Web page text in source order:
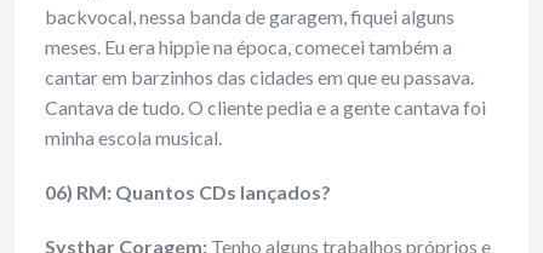
backvocal, nessa banda de garagem, fiquei alguns
meses. Eu era hippie na época, comecei também a
cantar em barzinhos das cidades em que eu passava.
Cantava de tudo. O cliente pedia e a gente cantava foi
minha escola musical.
06) RM: Quantos CDs lançados?
Systhar Coragem: Tenho alguns trabalhos próprios e